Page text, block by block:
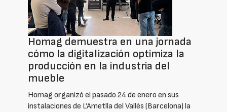
Homag demuestra en una jornada
cómo la digitalización optimiza la
producción en la industria del
mueble
Homag organizó el pasado 24 de enero en sus
instalaciones de L’Ametlla del Vallès (Barcelona) la